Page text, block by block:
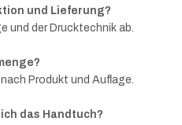
und Lieferung?
und der Drucktechnik ab.
Produkt und Auflage.
das Handtuch?